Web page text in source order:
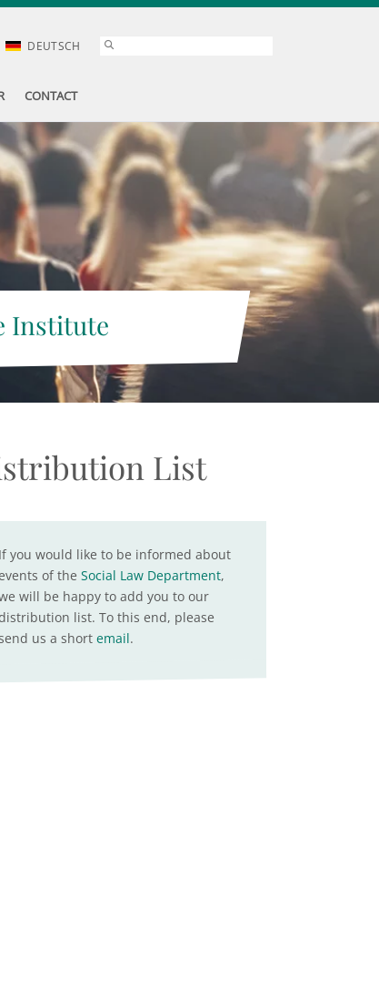
DEUTSCH
CONTACT
Institute
List
If you would like to be informed about
of the Social Law Department,
will be happy to add you to our
list. To this end, please
us a short email.